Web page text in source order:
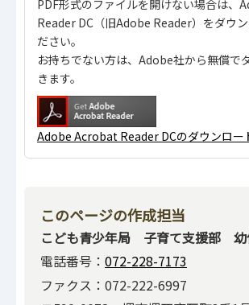
PDF形式のファイルを開けない場合は、
Reader DC（旧Adobe Reader）をダウ
ださい。
お持ちでない方は、Adobe社から無償で
きます。
Adobe Acrobat Reader DCのダウンロー
このページの作成担当
こども青少年局 子育て支援部 幼
電話番号： 072-228-7173
ファクス：072-222-6997